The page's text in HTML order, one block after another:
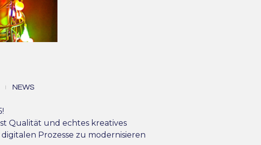
NEWS
Qualität und echtes kreatives
Prozesse zu modernisieren